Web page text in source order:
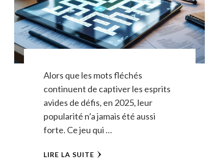
Alors que les mots fléchés
continuent de captiver les esprits
avides de défis, en 2025, leur
popularité n’a jamais été aussi
forte. Ce jeu qui …
LIRE LA SUITE